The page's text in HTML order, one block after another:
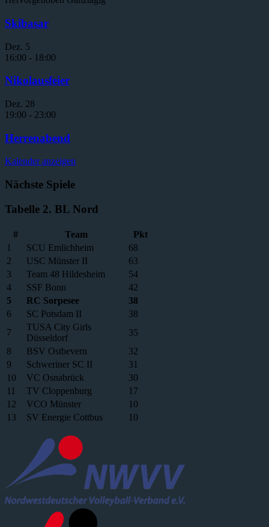
Skibasar
Dez. 5
16:00 - 18:00
Nikolausfeier
Dez. 28
19:00 - 23:00
Herrenabend
Kalender anzeigen
Nächste Spiele
Tabelle 2. BL Nord
# Team
Pkt
1
SCU Emlichheim
68
2
USC Münster II
63
3
Team 48 Hildesheim
54
4
SSF Bonn
42
5
RC Sorpesee
38
6
SC Potsdam II
38
7
TUSA City Girls
Düsseldorf
35
8
BSV Ostbevern
32
9
Schweriner SC II
31
10
VC Osnabrück
30
11
TV Cloppenburg
17
12
VCO Münster
10
13
SV Energie Cottbus 10